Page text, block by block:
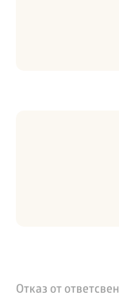
Отказ от